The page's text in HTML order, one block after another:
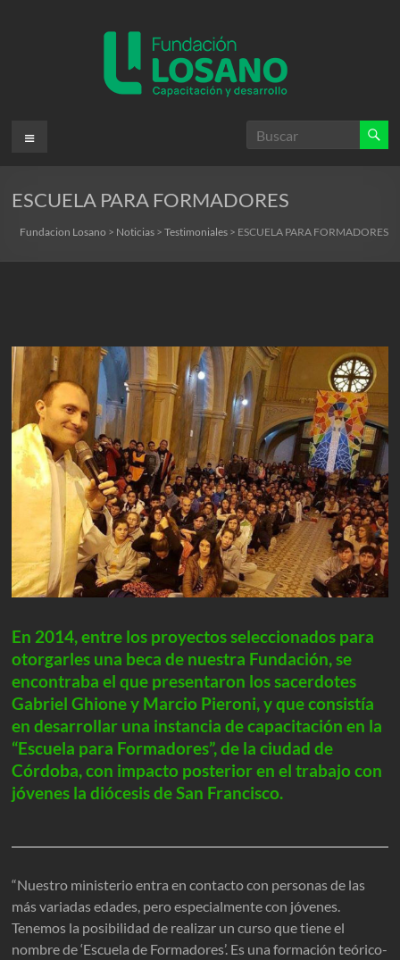
Fundacion
Fundación
para
desarrollo
Menú
ESCUELA PARA FORMADORES
Fundacion Losano > Noticias> Testimoniales> ESCUELA PARA FORMADORES
En 2014, entre los proyectos seleccionados para
otorgarles una beca de nuestra Fundación, se
encontraba el que presentaron los sacerdotes
Gabriel Ghione y Marcio Pieroni, y que consistía
en desarrollar una instancia de capacitación en la
“Escuela para Formadores”, de la ciudad de
Córdoba, con impacto posterior en el trabajo con
jóvenes la diócesis de San Francisco.
“Nuestro ministerio entra en contacto con personas de las
más variadas edades, pero especialmente con jóvenes.
Tenemos la posibilidad de realizar un curso que tiene el
nombre de ‘Escuela de Formadores’. Es una formación teórico-